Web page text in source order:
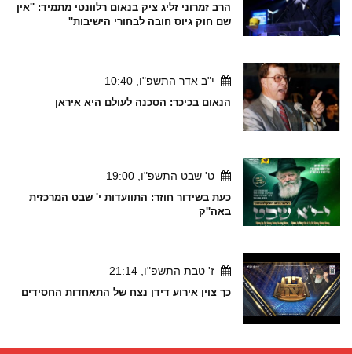
הרב זמרוני זליג ציק בנאום רלוונטי מתמיד: ''אין
שם חוק גיוס חובה לבחורי הישיבות''
י"ב אדר התשפ"ו, 10:40
הנאום בכיכר: הסכנה לעולם היא איראן
ט' שבט התשפ"ו, 19:00
כעת בשידור חוזר: התוועדות י' שבט המרכזית
באה''ק
ז' טבת התשפ"ו, 21:14
כך צוין אירוע דידן נצח של התאחדות החסידים